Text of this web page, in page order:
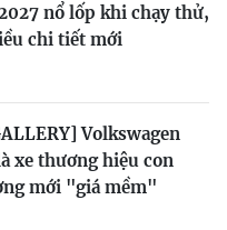
nổ lốp khi chạy thử,
chi tiết mới
Volkswagen
xe thương hiệu con
mới "giá mềm"